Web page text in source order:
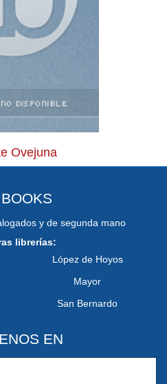
Ovejuna
y de segunda mano
librerías:
López de Hoyos
Mayor
San Bernardo
EN